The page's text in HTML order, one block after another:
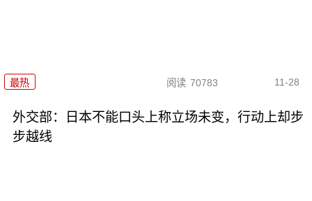
最热 阅读 70783 11-28
外交部：日本不能口头上称立场未变，行动上却步
步越线